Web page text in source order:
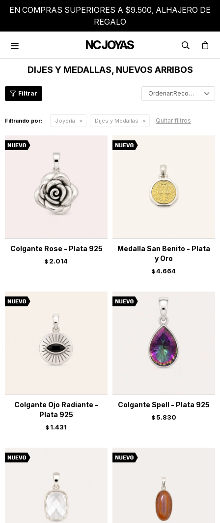
EN COMPRAS SUPERIORES A $9.500, ALHAJERO DE
REGALO

DIJES Y MEDALLAS, NUEVOS ARRIBOS
Recomendados
Filtrando por: Joyería Dijes y Medallas Quitar filtros
Colgante Rose - Plata 925
$ 2.014
Medalla San Benito - Plata
y Oro
$ 4.664
Colgante Ojo Radiante -
Plata 925
$ 1.431
Colgante Spell - Plata 925
$ 5.830